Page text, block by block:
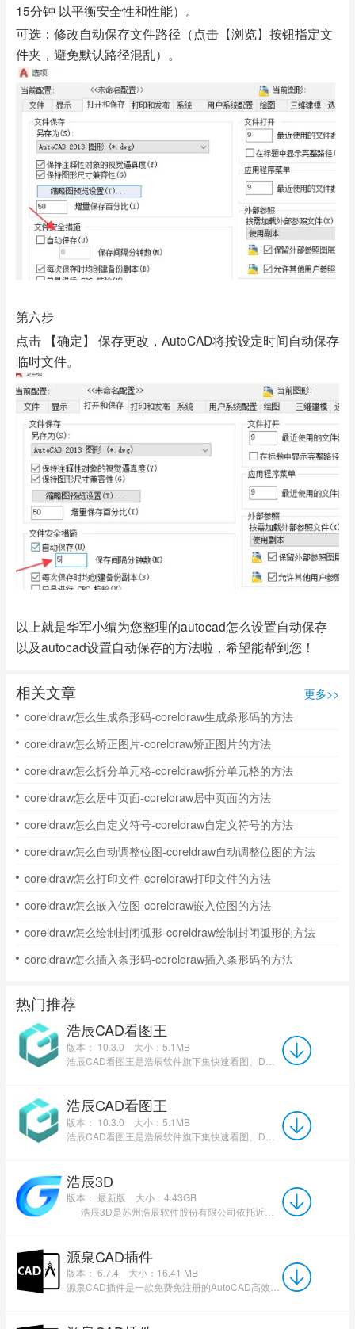
15分钟 以平衡安全性和性能）。
可选：修改自动保存文件路径（点击【浏览】按钮指定文
件夹，避免默认路径混乱）。
第六步
点击 【确定】 保存更改，AutoCAD将按设定时间自动保存
临时文件。
以上就是华军小编为您整理的autocad怎么设置自动保存
以及autocad设置自动保存的方法啦，希望能帮到您！
相关文章
更多>>
coreldraw怎么生成条形码-coreldraw生成条形码的方法
coreldraw怎么矫正图片-coreldraw矫正图片的方法
coreldraw怎么拆分单元格-coreldraw拆分单元格的方法
coreldraw怎么居中页面-coreldraw居中页面的方法
coreldraw怎么自定义符号-coreldraw自定义符号的方法
coreldraw怎么自动调整位图-coreldraw自动调整位图的方法
coreldraw怎么打印文件-coreldraw打印文件的方法
coreldraw怎么嵌入位图-coreldraw嵌入位图的方法
coreldraw怎么绘制封闭弧形-coreldraw绘制封闭弧形的方法
coreldraw怎么插入条形码-coreldraw插入条形码的方法
热门推荐
浩辰CAD看图王
版本： 10.3.0
大小：5.1MB
浩辰CAD看图王
版本： 10.3.0
大小：5.1MB
浩辰3D
版本： 最新版
大小：4.43GB
源泉CAD插件
版本： 6.7.4
大小：16.41 MB